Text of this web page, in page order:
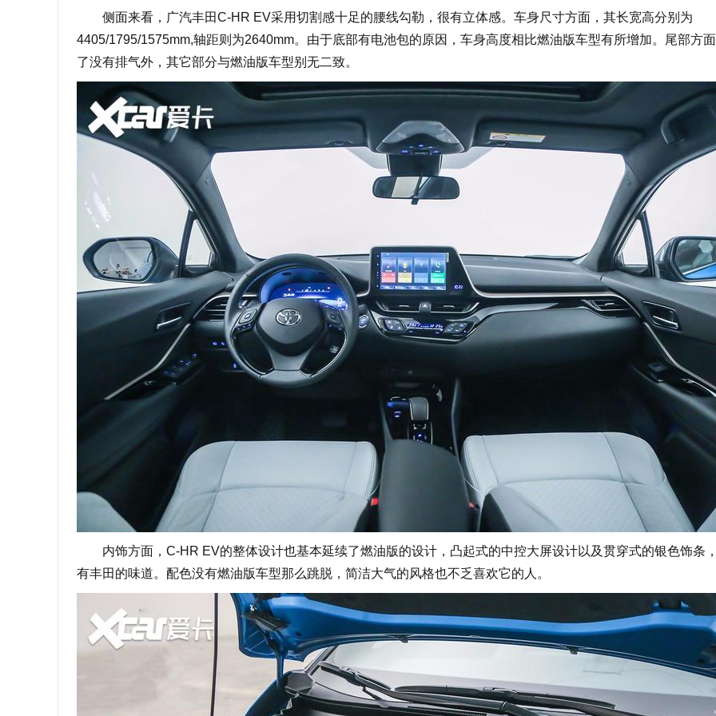
侧面来看，广汽丰田C-HR EV采用切割感十足的腰线勾勒，很有立体感。车身尺寸方面，其长宽高分别为
4405/1795/1575mm,轴距则为2640mm。由于底部有电池包的原因，车身高度相比燃油版车型有所增加。尾部方
了没有排气外，其它部分与燃油版车型别无二致。
内饰方面，C-HR EV的整体设计也基本延续了燃油版的设计，凸起式的中控大屏设计以及贯穿式的银色饰条
有丰田的味道。配色没有燃油版车型那么跳脱，简洁大气的风格也不乏喜欢它的人。